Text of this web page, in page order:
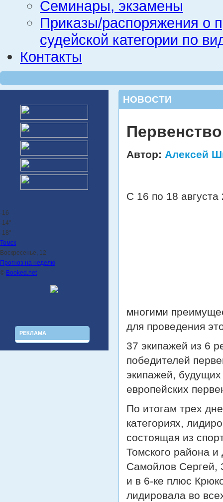
Семинары, экзамены
Приказы/распоряжения о
судейской категории по
Контакты
-16
-14°
-18°
Томск
Воскресенье, 12
Прогноз на неделю
© Booked.net
РЕКЛАМА
НОВОСТИ
Автор: Алексей
С 16 по 18 августа
многими
для проведения
37 экипажей из 6
победителей
экипажей,
европейских
По итогам трех
категориях,
состоящая из
Томского района
Самойлов Сергей,
и в 6-ке плюс
лидировала во